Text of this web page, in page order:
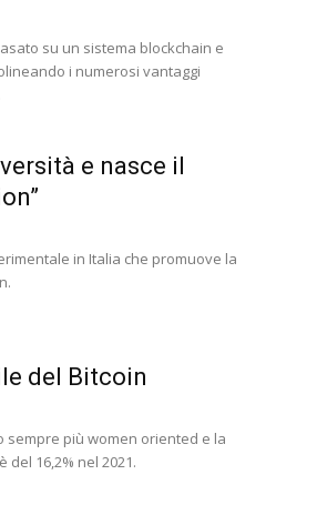
su un sistema blockchain e
i numerosi vantaggi
e nasce il
in Italia che promuove la
del Bitcoin
più women oriented e la
16,2% nel 2021.